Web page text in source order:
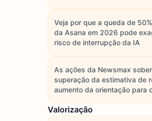
Veja por que a queda de
da Asana em 2026 pode
risco de interrupção da IA
As ações da Newsmax
superação da estimativa de
aumento da orientação para
Valorização